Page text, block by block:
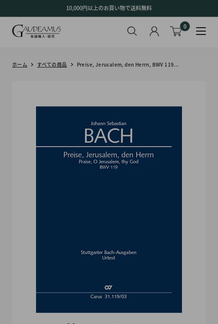
ン
10,000円以上のお買い物で送料無料
0
ホーム すべての商品 Preise, Jerusalem, den Herrn, BWV 119...